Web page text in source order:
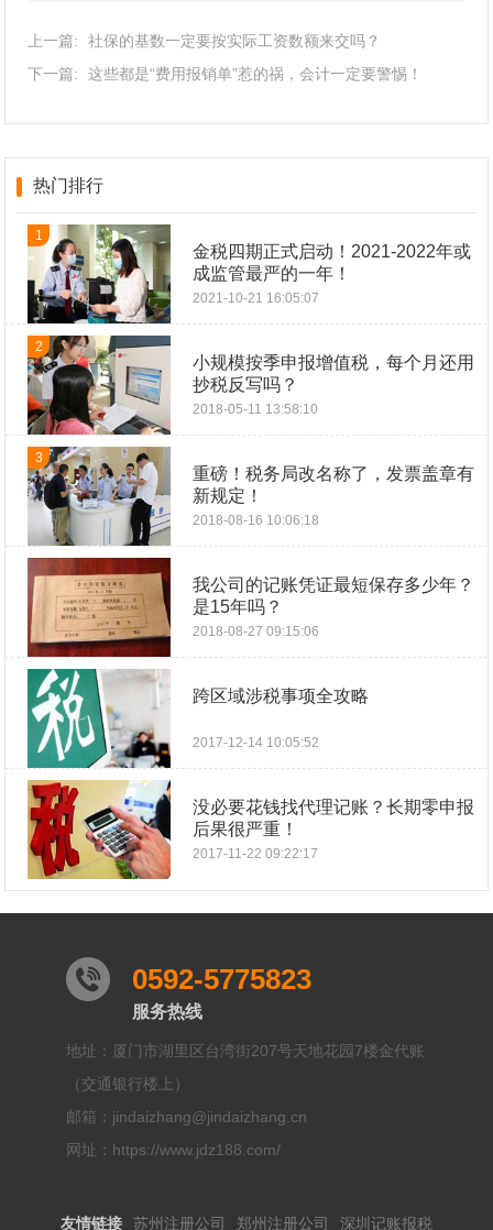
上一篇:
社保的基数一定要按实际工资数额来交吗？
下一篇:
这些都是“费用报销单”惹的祸，会计一定要警惕！
热门排行
1
金税四期正式启动！2021-2022年或
成监管最严的一年！
2021-10-21 16:05:07
2
小规模按季申报增值税，每个月还用
抄税反写吗？
2018-05-11 13:58:10
3
重磅！税务局改名称了，发票盖章有
新规定！
2018-08-16 10:06:18
我公司的记账凭证最短保存多少年？
是15年吗？
2018-08-27 09:15:06
跨区域涉税事项全攻略
2017-12-14 10:05:52
没必要花钱找代理记账？长期零申报
后果很严重！
2017-11-22 09:22:17
0592-5775823
服务热线
地址：厦门市湖里区台湾街207号天地花园7楼金代账
（交通银行楼上）
邮箱：jindaizhang@jindaizhang.cn
网址：https://www.jdz188.com/
友情链接 苏州注册公司 郑州注册公司 深圳记账报税